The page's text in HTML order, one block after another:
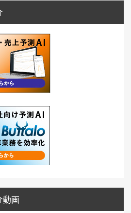
動画